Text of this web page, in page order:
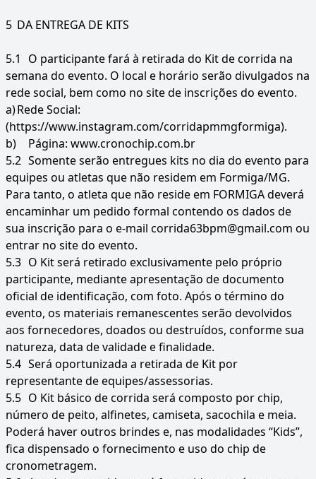
5 DA ENTREGA DE KITS
5.1
O participante fará à retirada do Kit de corrida na
semana do evento. O local e horário serão divulgados na
rede social, bem como no site de inscrições do evento.
a)Rede Social:
(https://www.instagram.com/corridapmmgformiga).
b)
Página: www.cronochip.com.br
5.2 Somente serão entregues kits no dia do evento para
equipes ou atletas que não residem em Formiga/MG.
Para tanto, o atleta que não reside em FORMIGA deverá
encaminhar um pedido formal contendo os dados de
sua inscrição para o e-mail corrida63bpm@gmail.com ou
entrar no site do evento.
5.3 O Kit será retirado exclusivamente pelo próprio
participante, mediante apresentação de documento
oficial de identificação, com foto. Após o término do
evento, os materiais remanescentes serão devolvidos
aos fornecedores, doados ou destruídos, conforme sua
natureza, data de validade e finalidade.
5.4 Será oportunizada a retirada de Kit por
representante de equipes/assessorias.
5.5 O Kit básico de corrida será composto por chip,
número de peito, alfinetes, camiseta, sacochila e meia.
Poderá haver outros brindes e, nas modalidades “Kids”,
fica dispensado o fornecimento e uso do chip de
cronometragem.